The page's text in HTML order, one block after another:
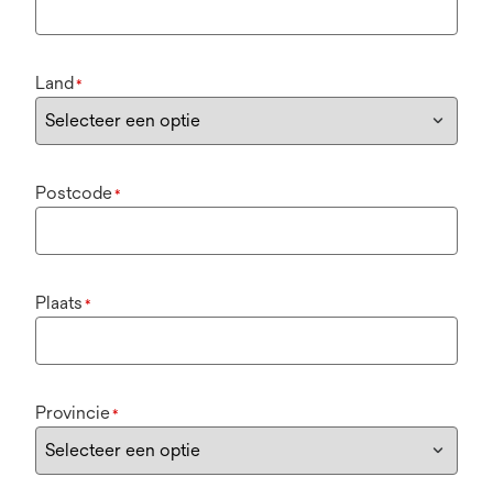
Land *
Postcode*
Plaats *
Provincie*